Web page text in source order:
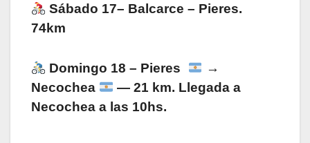
Sábado 17– Balcarce – Pieres.
74km
Domingo 18 – Pieres
→
Necochea
— 21 km. Llegada a
Necochea a las 10hs.